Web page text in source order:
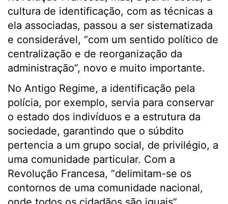
cultura de identificação, com as técnicas a
ela associadas, passou a ser sistematizada
e considerável, “com um sentido político de
centralização e de reorganização da
administração”, novo e muito importante.
No Antigo Regime, a identificação pela
polícia, por exemplo, servia para conservar
o estado dos indivíduos e a estrutura da
sociedade, garantindo que o súbdito
pertencia a um grupo social, de privilégio, a
uma comunidade particular. Com a
Revolução Francesa, “delimitam-se os
contornos de uma comunidade nacional,